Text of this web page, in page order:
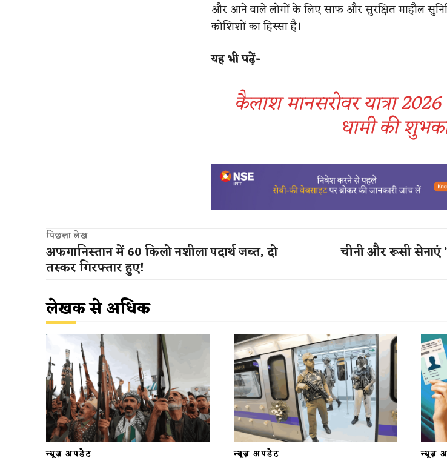
और आने वाले लोगों के लिए साफ और सुरक्षित माहौल
कोशिशों का हिस्सा है।
यह भी पढ़ें-
कैलाश मानसरोवर यात्रा
धामी की
पिछला लेख
अफगानिस्तान में 60 किलो नशीला पदार्थ जब्त, दो
तस्कर गिरफ्तार हुए!
चीनी और रूसी सेनाएं
लेखक से अधिक
न्यूज़ अपडेट न्यूज़ अपडेट न्यूज़